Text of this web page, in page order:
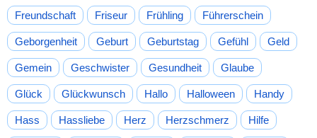
Freundschaft Friseur Frühling Führerschein
Geborgenheit Geburt Geburtstag Gefühl Geld
Gemein Geschwister Gesundheit Glaube
Glück Glückwunsch Hallo Halloween Handy
Hass Hassliebe Herz Herzschmerz Hilfe